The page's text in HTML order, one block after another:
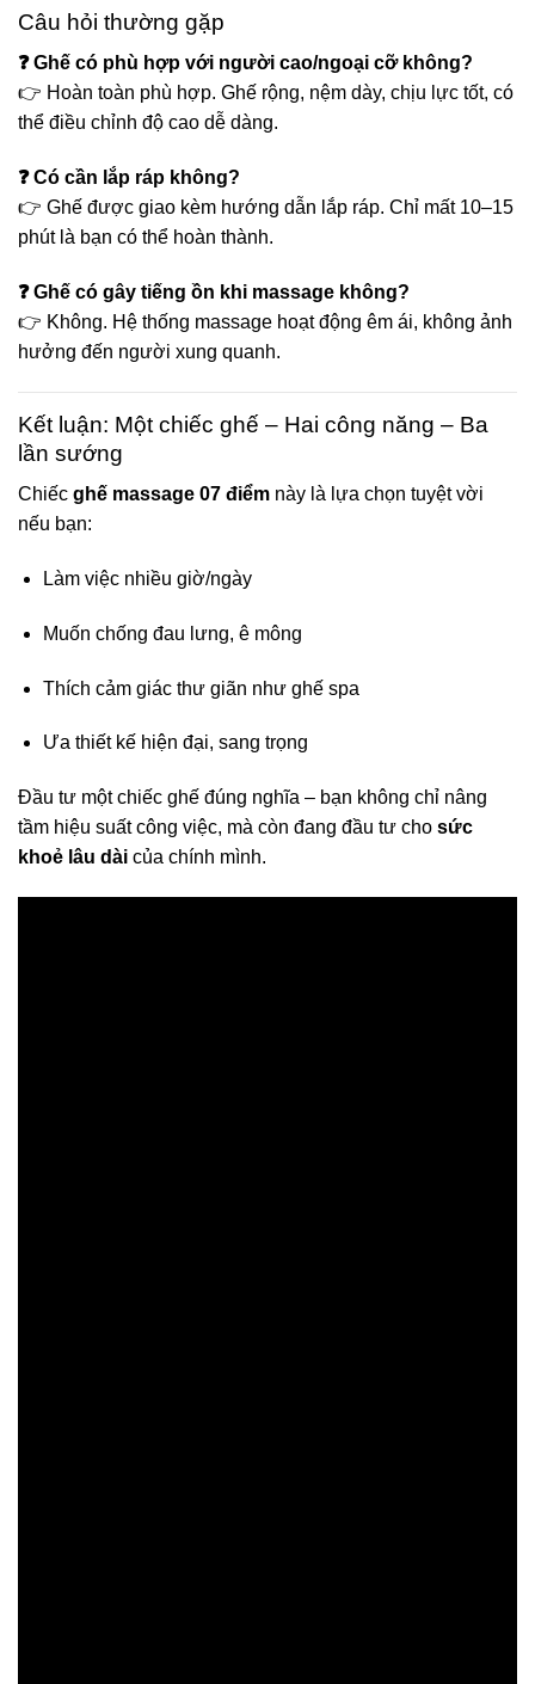
Câu hỏi thường gặp
❓ Ghế có phù hợp với người cao/ngoại cỡ không?
👉 Hoàn toàn phù hợp. Ghế rộng, nệm dày, chịu lực tốt, có
thể điều chỉnh độ cao dễ dàng.
❓ Có cần lắp ráp không?
👉 Ghế được giao kèm hướng dẫn lắp ráp. Chỉ mất 10–15
phút là bạn có thể hoàn thành.
❓ Ghế có gây tiếng ồn khi massage không?
👉 Không. Hệ thống massage hoạt động êm ái, không ảnh
hưởng đến người xung quanh.
Kết luận: Một chiếc ghế – Hai công năng – Ba
lần sướng
Chiếc ghế massage 07 điểm này là lựa chọn tuyệt vời
nếu bạn:
Làm việc nhiều giờ/ngày
Muốn chống đau lưng, ê mông
Thích cảm giác thư giãn như ghế spa
Ưa thiết kế hiện đại, sang trọng
Đầu tư một chiếc ghế đúng nghĩa – bạn không chỉ nâng
tầm hiệu suất công việc, mà còn đang đầu tư cho sức
khoẻ lâu dài của chính mình.